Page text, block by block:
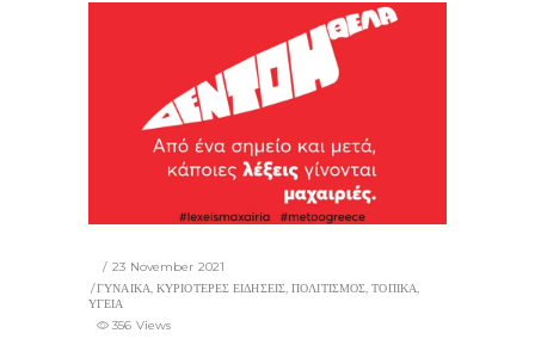
23 November 2021
ΓΥΝΑΙΚΑ,ΚΥΡΙΟΤΕΡΕΣ ΕΙΔΗΣΕΙΣ,ΠΟΛΙΤΙΣΜΟΣ,ΤΟΠΙΚΑ,
ΥΓΕΙΑ
356 Views